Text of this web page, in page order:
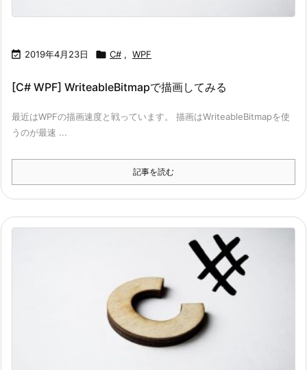
 2019年4月23日  C# , WPF
[C# WPF] WriteableBitmapで描画してみる
最近はWPFの描画速度と戦っています。 描画はWriteableBitmapを使
うのが最速 ...
記事を読む